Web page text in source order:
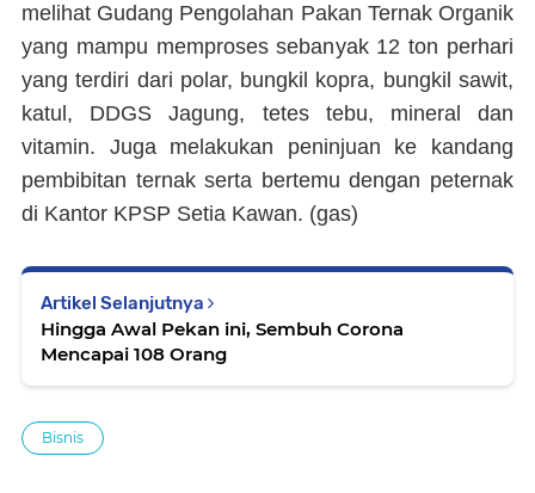
melihat Gudang Pengolahan Pakan Ternak Organik
yang mampu memproses sebanyak 12 ton perhari
yang terdiri dari polar, bungkil kopra, bungkil sawit,
katul, DDGS Jagung, tetes tebu, mineral dan
vitamin. Juga melakukan peninjuan ke kandang
pembibitan ternak serta bertemu dengan peternak
di Kantor KPSP Setia Kawan. (gas)
Artikel Selanjutnya
Hingga Awal Pekan ini, Sembuh Corona
Mencapai 108 Orang
Bisnis